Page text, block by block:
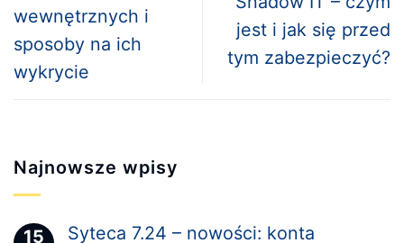
Najnowsze wpisy
15
Syteca 7.24 – nowości: konta
wewnętrznych i
sposoby na ich
wykrycie
jest i jak się przed
tym zabezpieczyć?